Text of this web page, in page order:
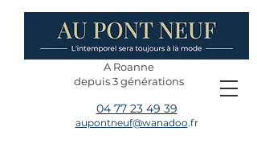
04 77 23 49 39
aupontneuf@wanadoo.fr
A Roanne
depuis 3 générations